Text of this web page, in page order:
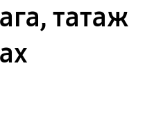
татаж